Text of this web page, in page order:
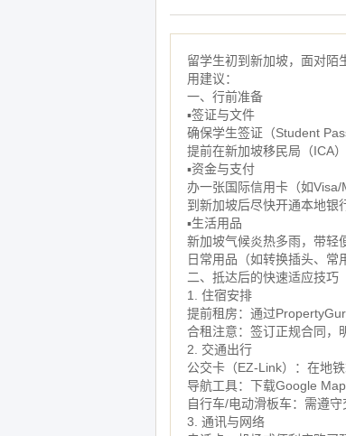
留学生初到新加坡，面对陌
用建议：
一、行前准备
▪签证与文件
确保学生签证（Student
提前在新加坡移民局（ICA
▪资金与支付
办一张国际信用卡（如
到新加坡后尽快开通本地银
▪生活用品
新加坡气候炎热多雨，带轻
日常用品（如转换插头、常
二、抵达后的快速适应技巧
1. 住宿安排
提前租房：通过
合租注意：签订正规合同，
2. 交通出行
公交卡（EZ-Link）：在地
导航工具：下载Google
自行车/电动滑板车：需遵守
3. 通讯与网络